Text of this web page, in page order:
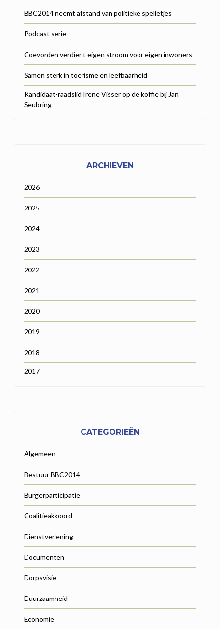
BBC2014 neemt afstand van politieke spelletjes
Podcast serie
Coevorden verdient eigen stroom voor eigen inwoners
Samen sterk in toerisme en leefbaarheid
Kandidaat-raadslid Irene Visser op de koffie bij Jan
Seubring
ARCHIEVEN
2026
2025
2024
2023
2022
2021
2020
2019
2018
2017
CATEGORIEËN
Algemeen
Bestuur BBC2014
Burgerparticipatie
Coalitieakkoord
Dienstverlening
Documenten
Dorpsvisie
Duurzaamheid
Economie